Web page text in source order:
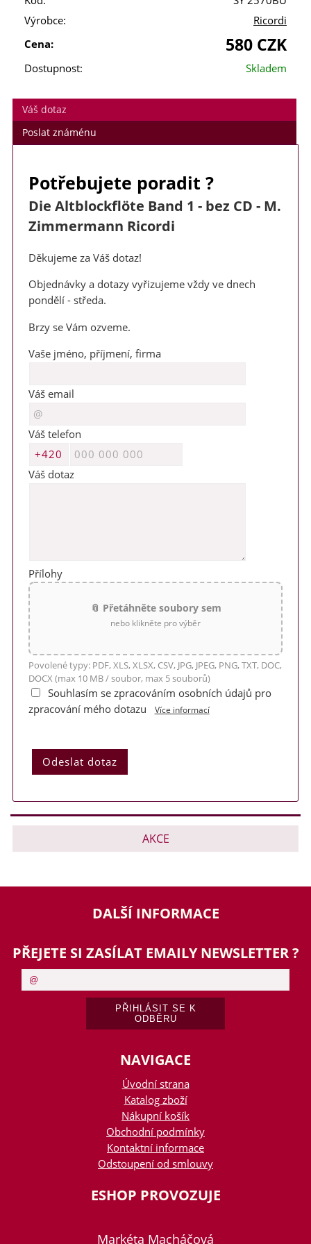
Výrobce:
Ricordi
Cena:
580 CZK
Dostupnost: Skladem
Váš dotaz
Poslat známénu
Potřebujete poradit ?
Die Altblockflöte Band 1 - bez CD - M.
Zimmermann Ricordi
Děkujeme za Váš dotaz!
Objednávky a dotazy vyřizujeme vždy ve dnech
pondělí - středa.
Brzy se Vám ozveme.
Vaše jméno, příjmení, firma
Váš email
Váš telefon
Váš dotaz
Přílohy
📎 Přetáhněte soubory sem
nebo klikněte pro výběr
Povolené typy: PDF, XLS, XLSX, CSV, JPG, JPEG, PNG, TXT, DOC,
DOCX (max 10 MB / soubor, max 5 souborů)
Souhlasím se zpracováním osobních údajů pro
zpracování mého dotazu
Více informací
AKCE
DALŠÍ INFORMACE
PŘEJETE SI ZASÍLAT EMAILY NEWSLETTER ?
NAVIGACE
Úvodní strana
Katalog zboží
Nákupní košík
Obchodní podmínky
Kontaktní informace
Odstoupení od smlouvy
ESHOP PROVOZUJE
Markéta Macháčová